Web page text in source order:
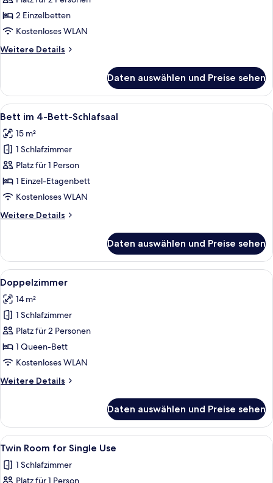
2 Einzelbetten
Kostenloses WLAN
Weitere Details
Weitere
Daten auswählen und Preise sehen
Alle
Fotos
für
Bett
im
4-
Bett-
anzeigen
Ein kleiner, moderner Raum mit
9
Bett im 4-Bett-Schlafsaal
15 m²
1 Schlafzimmer
Platz für 1 Person
1 Einzel-Etagenbett
Kostenloses WLAN
Weitere Details
Weitere
im
4-
Bett-
Schlafsaal
Daten auswählen und Preise sehen
Alle
Fotos
für
Doppelzimmer
anzeigen
Ein schmales Zimmer mit einem
4
Doppelzimmer
14 m²
1 Schlafzimmer
Platz für 2 Personen
1 Queen-Bett
Kostenloses WLAN
Weitere Details
Weitere
Daten auswählen und Preise sehen
Alle
Fotos
für
Ein kleiner, moderner Raum mit
4
Twin Room for Single Use
1 Schlafzimmer
Platz für 1 Person